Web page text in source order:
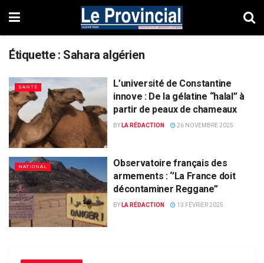
Étiquette : Sahara algérien
SANTÉ
L’université de Constantine
innove : De la gélatine “halal” à
partir de peaux de chameaux
BY LA RÉDACTION 26 NOVEMBRE 2025
NATIONAL
Observatoire français des
armements : ‘’La France doit
décontaminer Reggane’’
BY LA RÉDACTION 13 FÉVRIER 2025